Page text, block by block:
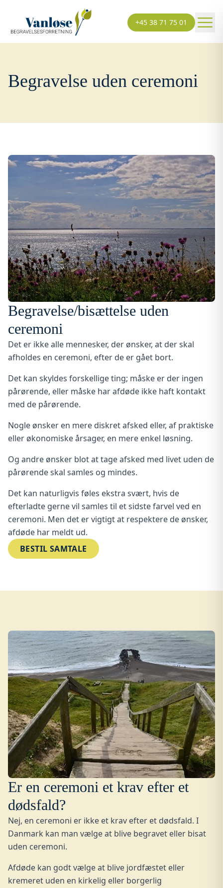
+45 38 71 75 01
Begravelse uden ceremoni
Begravelse/bisættelse uden
ceremoni
Det er ikke alle mennesker, der ønsker, at der skal
afholdes en ceremoni, efter de er gået bort.
Det kan skyldes forskellige ting; måske er der ingen
pårørende, eller måske har afdøde ikke haft kontakt
med de pårørende.
Nogle ønsker en mere diskret afsked eller, af praktiske
eller økonomiske årsager, en mere enkel løsning.
Og andre ønsker blot at tage afsked med livet uden de
pårørende skal samles og mindes.
Det kan naturligvis føles ekstra svært, hvis de
efterladte gerne vil samles til et sidste farvel ved en
ceremoni. Men det er vigtigt at respektere de ønsker,
afdøde har meldt ud.
BESTIL SAMTALE
Er en ceremoni et krav efter et
dødsfald?
Nej, en ceremoni er ikke et krav efter et dødsfald. I
Danmark kan man vælge at blive begravet eller bisat
uden ceremoni.
Afdøde kan godt vælge at blive jordfæstet eller
kremeret uden en kirkelig eller borgerlig